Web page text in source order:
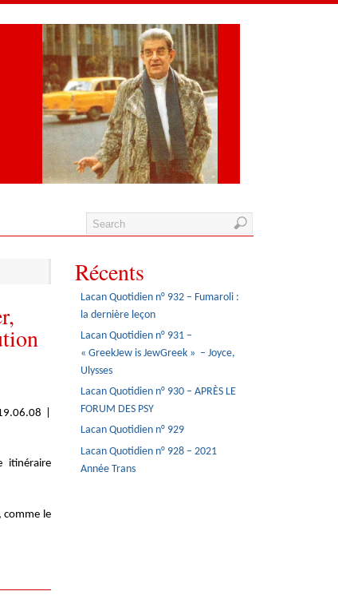
|
itinéraire
comme le
Récents
Lacan Quotidien n° 932 – Fumaroli :
la dernière leçon
Lacan Quotidien n° 931 –
« GreekJew is JewGreek » – Joyce,
Ulysses
Lacan Quotidien n° 930 – APRÈS LE
FORUM DES PSY
Lacan Quotidien n° 929
Lacan Quotidien n° 928 – 2021
Année Trans